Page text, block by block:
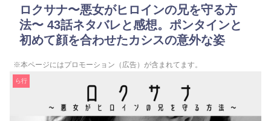
ロクサナ〜悪女がヒロインの兄を守る方
法〜 43話ネタバレと感想。ポンタインと
初めて顔を合わせたカシスの意外な姿
※本ページにはプロモーション（広告）が含まれてます。
ら行